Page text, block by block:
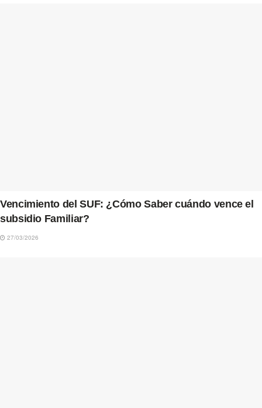
Vencimiento del SUF: ¿Cómo Saber cuándo vence el
subsidio Familiar?
27/03/2026